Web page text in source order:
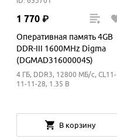
1 770 ₽
Оперативная память 4GB
DDR-III 1600MHz Digma
(DGMAD31600004S)
4 ГБ, DDR3, 12800 МБ/с, CL11-
11-11-28, 1.35 В
В корзину